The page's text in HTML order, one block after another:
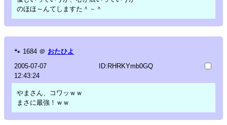
のほほ～んてしますた＾－＾
🐾 1684 ＠ おたひよ
2005-07-07
12:43:24
ID:RHRKYmb0GQ
やまさん、コワッｗｗ
まさに最強！ｗｗ